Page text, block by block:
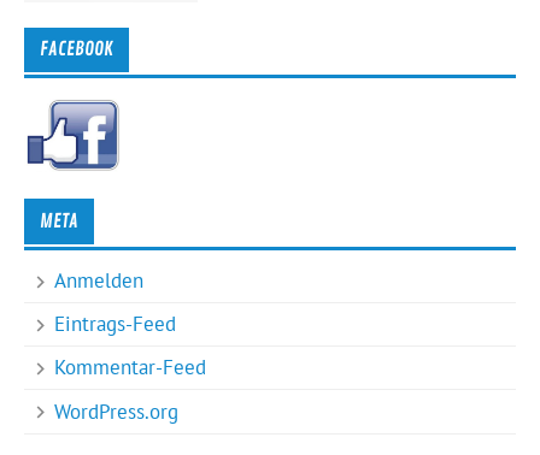
FACEBOOK
META
Anmelden
Eintrags-Feed
Kommentar-Feed
WordPress.org